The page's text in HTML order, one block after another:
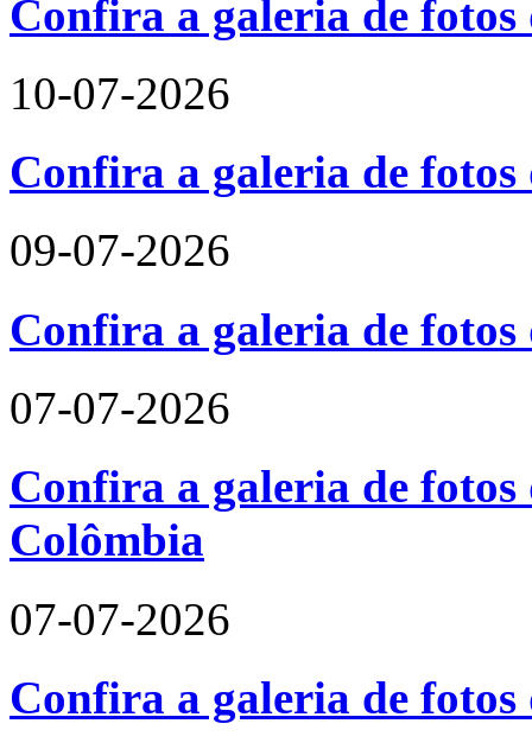
Confira a galeria de
10-07-2026
Confira a galeria de fotos
09-07-2026
Confira a galeria de
07-07-2026
Confira a galeria de fotos
Colômbia
07-07-2026
Confira a galeria de